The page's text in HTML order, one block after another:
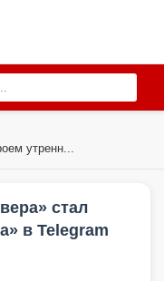
утренн...
стал
в Telegram